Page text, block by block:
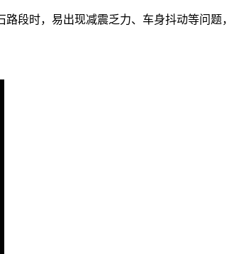
段时，易出现减震乏力、车身抖动等问题，